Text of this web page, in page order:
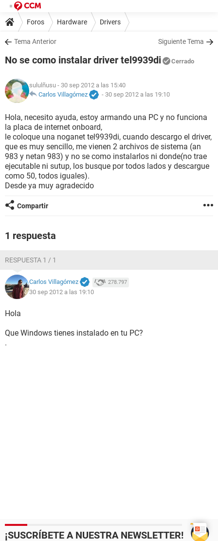
Foros Hardware Drivers
Tema Anterior Siguiente Tema
No se como instalar driver tel9939di Cerrado
sululñusu - 30 sep 2012 a las 15:40
Carlos Villagómez
- 30 sep 2012 a las 19:10
Hola, necesito ayuda, estoy armando una PC y no funciona
la placa de internet onboard,
le coloque una noganet tel9939di, cuando descargo el driver,
que es muy sencillo, me vienen 2 archivos de sistema (an
983 y netan 983) y no se como instalarlos ni donde(no trae
ejecutable ni sutup, los busque por todos lados y descargue
como 50, todos iguales).
Desde ya muy agradecido
Compartir
1 respuesta
RESPUESTA 1 / 1
Carlos Villagómez 278.797
30 sep 2012 a las 19:10
Hola
Que Windows tienes instalado en tu PC?
.
¡SUSCRÍBETE A NUESTRA NEWSLETTER!